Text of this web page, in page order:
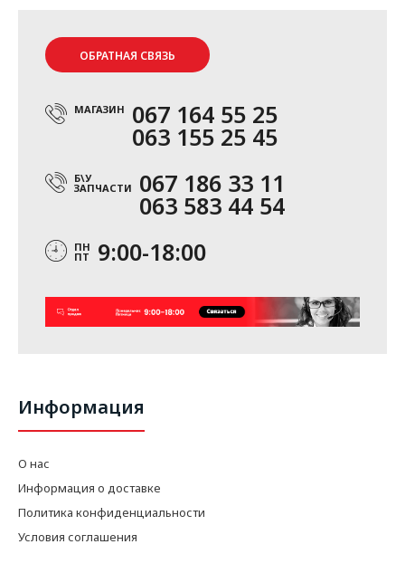
ОБРАТНАЯ СВЯЗЬ
МАГАЗИН 067 164 55 25
063 155 25 45
Б\У
ЗАПЧАСТИ 067 186 33 11
063 583 44 54
ПН
ПТ 9:00-18:00
Информация
О нас
Информация о доставке
Политика конфиденциальности
Условия соглашения